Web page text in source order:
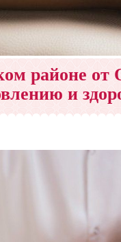
районе от
и